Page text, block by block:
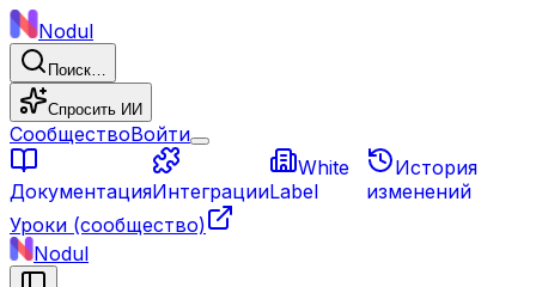
Nodul
Поиск…
Спросить ИИ
СообществоВойти
ДокументацияИнтеграции
White
Label
История
изменений
Уроки (сообщество)
Nodul